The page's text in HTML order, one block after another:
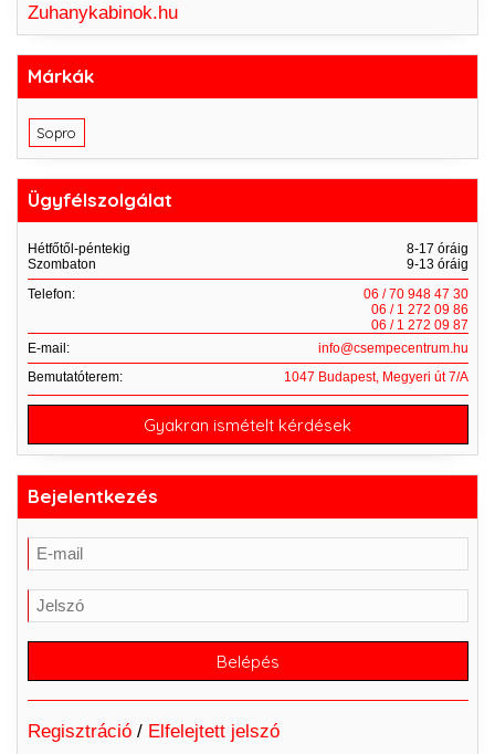
Zuhanykabinok.hu
Márkák
Sopro
Ügyfélszolgálat
Hétfőtől-péntekig
8-17 óráig
Szombaton
9-13 óráig
Telefon:
06 / 70 948 47 30
06 / 1 272 09 86
06 / 1 272 09 87
E-mail:
info@csempecentrum.hu
Bemutatóterem:
1047 Budapest, Megyeri út 7/A
Gyakran ismételt kérdések
Bejelentkezés
Regisztráció/ Elfelejtett jelszó